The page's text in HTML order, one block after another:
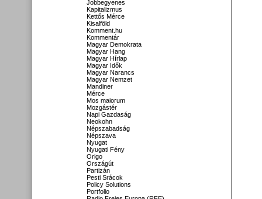
Jobbegyenes
Kapitalizmus
Kettős Mérce
Kisalföld
Komment.hu
Kommentár
Magyar Demokrata
Magyar Hang
Magyar Hírlap
Magyar Idők
Magyar Narancs
Magyar Nemzet
Mandiner
Mérce
Mos maiorum
Mozgástér
Napi Gazdaság
Neokohn
Népszabadság
Népszava
Nyugat
Nyugati Fény
Origo
Országút
Partizán
Pesti Srácok
Policy Solutions
Portfolio